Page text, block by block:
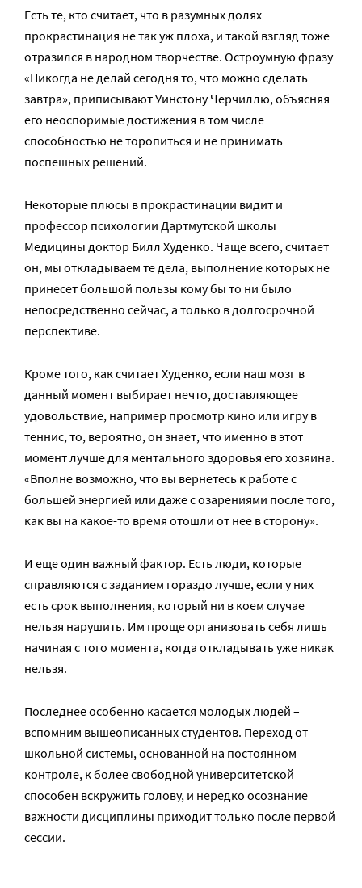
Есть те, кто считает, что в разумных долях
прокрастинация не так уж плоха, и такой взгляд тоже
отразился в народном творчестве. Остроумную фразу
«Никогда не делай сегодня то, что можно сделать
завтра», приписывают Уинстону Черчиллю, объясняя
его неоспоримые достижения в том числе
способностью не торопиться и не принимать
поспешных решений.
Некоторые плюсы в прокрастинации видит и
профессор психологии Дартмутской школы
Медицины доктор Билл Худенко. Чаще всего, считает
он, мы откладываем те дела, выполнение которых не
принесет большой пользы кому бы то ни было
непосредственно сейчас, а только в долгосрочной
перспективе.
Кроме того, как считает Худенко, если наш мозг в
данный момент выбирает нечто, доставляющее
удовольствие, например просмотр кино или игру в
теннис, то, вероятно, он знает, что именно в этот
момент лучше для ментального здоровья его хозяина.
«Вполне возможно, что вы вернетесь к работе с
большей энергией или даже с озарениями после того,
как вы на какое-то время отошли от нее в сторону».
И еще один важный фактор. Есть люди, которые
справляются с заданием гораздо лучше, если у них
есть срок выполнения, который ни в коем случае
нельзя нарушить. Им проще организовать себя лишь
начиная с того момента, когда откладывать уже никак
нельзя.
Последнее особенно касается молодых людей –
вспомним вышеописанных студентов. Переход от
школьной системы, основанной на постоянном
контроле, к более свободной университетской
способен вскружить голову, и нередко осознание
важности дисциплины приходит только после первой
сессии.